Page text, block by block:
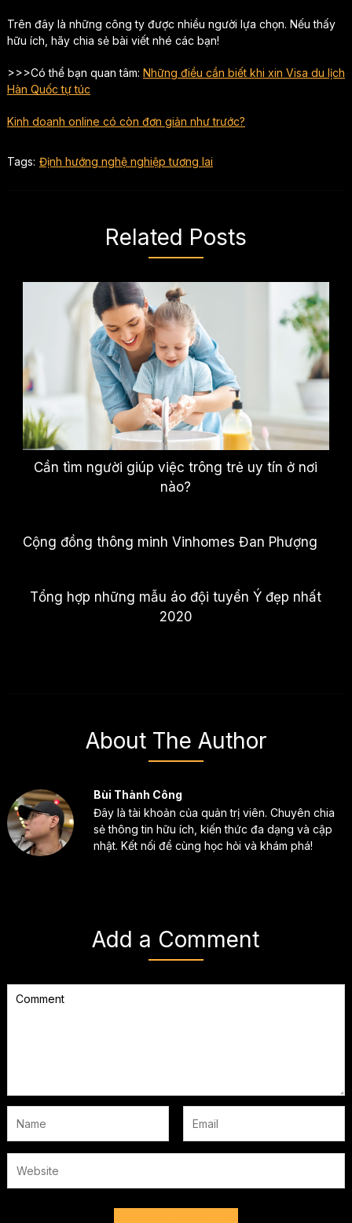
Trên đây là những công ty được nhiều người lựa chọn. Nếu thấy
hữu ích, hãy chia sẻ bài viết nhé các bạn!
>>>Có thể bạn quan tâm: Những điều cần biết khi xin Visa du lịch
Hàn Quốc tự túc
Kinh doanh online có còn đơn giản như trước?
Tags: Định hướng nghệ nghiệp tương lai
Related Posts
Cần tìm người giúp việc trông trẻ uy tín ở nơi
nào?
Cộng đồng thông minh Vinhomes Đan Phượng
Tổng hợp những mẫu áo đội tuyển Ý đẹp nhất
2020
About The Author
Bùi Thành Công
Đây là tài khoản của quản trị viên. Chuyên chia
sẻ thông tin hữu ích, kiến thức đa dạng và cập
nhật. Kết nối để cùng học hỏi và khám phá!
Add a Comment